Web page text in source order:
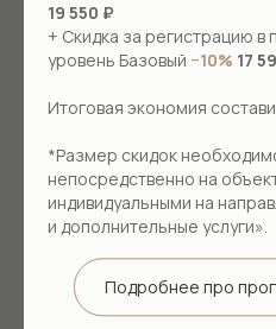
от 2500 ₽
Расслабление
Повышение
Выведение шлаков и
Улучшение
Снятие общей
19 550 ₽
+ Скидка за регистрацию
уровень Базовый −10% 17
Итоговая экономия
*Размер скидок
непосредственно на
индивидуальными на
и дополнительные услуги».
Подробнее про